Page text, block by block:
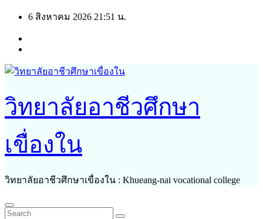
Skip
6 สิงหาคม 2026 21:51 น.
วิทยาลัยอาชีวศึกษา
เขื่องใน
วิทยาลัยอาชีวศึกษาเขื่องใน : Khueang-nai vocational college